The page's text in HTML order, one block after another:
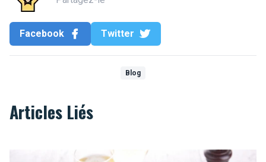
Facebook Twitter
Blog
Articles Liés
Mosselen, een typisch Belgisch gerecht